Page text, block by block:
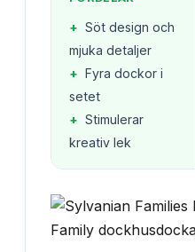
+ Söt design och
mjuka detaljer
+ Fyra dockor i
setet
+ Stimulerar
kreativ lek